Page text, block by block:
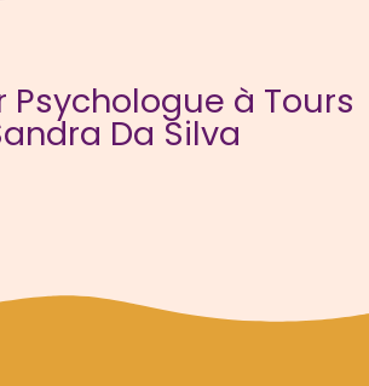
à Tours
Da Silva